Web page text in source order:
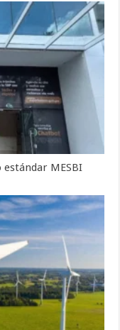
estándar MESBI